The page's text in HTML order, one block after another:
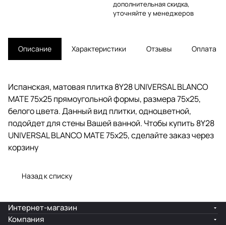
дополнительная скидка,
уточняйте у менеджеров
Описание Характеристики Отзывы Оплата
Испанская, матовая плитка 8Y28 UNIVERSAL BLANCO
MATE 75x25 прямоугольной формы, размера 75x25,
белого цвета. Данный вид плитки, одноцветной,
подойдет для стены Вашей ванной. Чтобы купить 8Y28
UNIVERSAL BLANCO MATE 75x25, сделайте заказ через
корзину
Назад к списку
Интернет-магазин
Компания